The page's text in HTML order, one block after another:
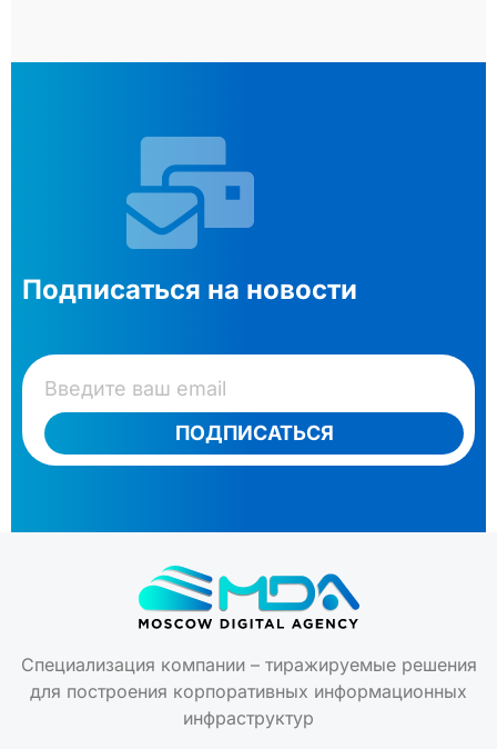
Подписаться на новости
ПОДПИСАТЬСЯ
Специализация компании – тиражируемые решения
для построения корпоративных информационных
инфраструктур